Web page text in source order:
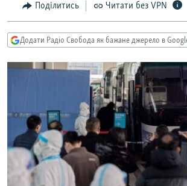
навігації
Перейти
до
ЕКОНОМІКА
КУЛЬТУРА
СПОРТ
СВІТ
РОСІЙСЬКА «ФІЛЬТРАЦІЯ»
КРИМ.РЕАЛІЇ
ТИ ЯК?
КИТАЙ.ВИКЛИКИ
МУЛЬТИМЕДІА
ФОТО
СПЕЦПРОЄКТИ
Поділитись Читати без VPN
Додати Радіо Свобода як бажане джерело в